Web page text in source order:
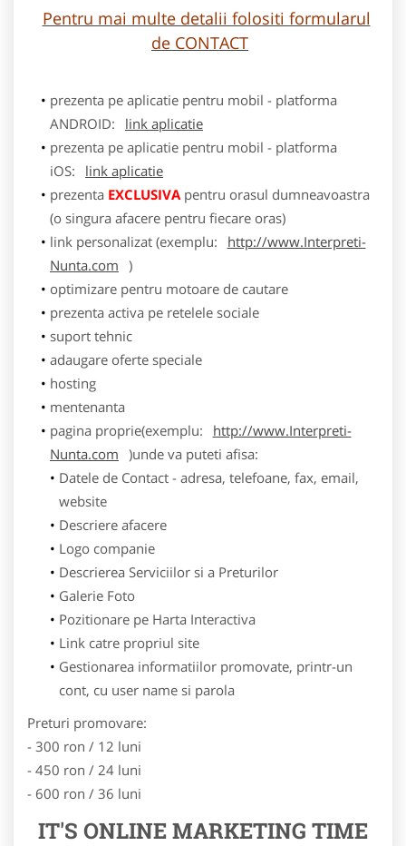
Pentru mai multe detalii folositi formularul
de CONTACT
prezenta pe aplicatie pentru mobil - platforma
ANDROID:
link aplicatie
prezenta pe aplicatie pentru mobil - platforma
iOS:
link aplicatie
prezenta EXCLUSIVApentru orasul dumneavoastra
(o singura afacere pentru fiecare oras)
link personalizat (exemplu:
http://www.Interpreti-
Nunta.com )
optimizare pentru motoare de cautare
prezenta activa pe retelele sociale
suport tehnic
adaugare oferte speciale
hosting
mentenanta
pagina proprie(exemplu:
http://www.Interpreti-
Nunta.com )unde va puteti afisa:
Datele de Contact - adresa, telefoane, fax, email,
website
Descriere afacere
Logo companie
Descrierea Serviciilor si a Preturilor
Galerie Foto
Pozitionare pe Harta Interactiva
Link catre propriul site
Gestionarea informatiilor promovate, printr-un
cont, cu user name si parola
Preturi promovare:
- 300 ron / 12 luni
- 450 ron / 24 luni
- 600 ron / 36 luni
IT'S ONLINE MARKETING TIME